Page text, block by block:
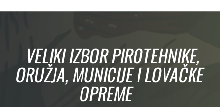
VELIKI IZBOR PIROTEHNIKE,
ORUŽJA, MUNICIJE I LOVAČKE
OPREME